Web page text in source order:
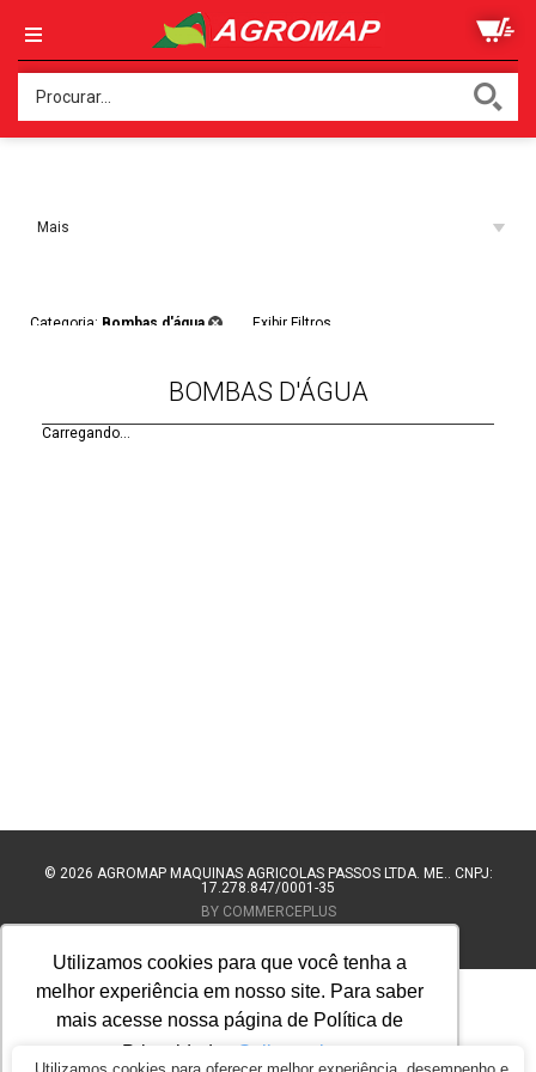
Utilizamos cookies para que você tenha a
melhor experiência em nosso site. Para saber
mais acesse nossa página de Política de
Privacidade.
Saiba mais
Mais
Categoria: Bombas d'água Exibir Filtros
BOMBAS D'ÁGUA
Carregando...
© 2026 AGROMAP MAQUINAS AGRÍCOLAS PASSOS LTDA. ME.. CNPJ:
17.278.847/0001-35
BY COMMERCEPLUS